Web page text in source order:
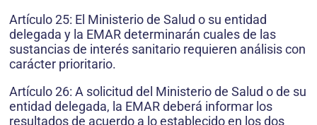
Artículo 25: El Ministerio de Salud o su entidad
delegada y la EMAR determinarán cuales de las
sustancias de interés sanitario requieren análisis con
carácter prioritario.
Artículo 26: A solicitud del Ministerio de Salud o de su
entidad delegada, la EMAR deberá informar los
resultados de acuerdo a lo establecido en los dos